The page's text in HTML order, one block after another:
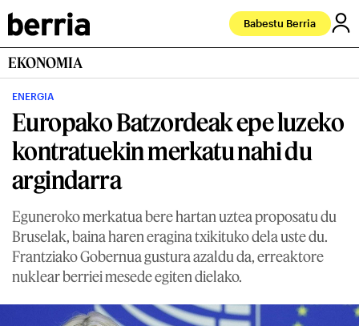
Babestu Berria
EKONOMIA
ENERGIA
Europako Batzordeak epe luzeko
kontratuekin merkatu nahi du
argindarra
Eguneroko merkatua bere hartan uztea proposatu du
Bruselak, baina haren eragina txikituko dela uste du.
Frantziako Gobernua gustura azaldu da, erreaktore
nuklear berriei mesede egiten dielako.